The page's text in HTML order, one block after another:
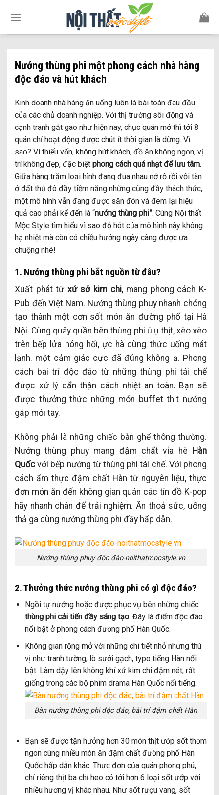
Nướng thùng phi một phong cách nhà hàng
độc đáo và hút khách
Kinh doanh nhà hàng ăn uống luôn là bài toán đau đầu
của các chủ doanh nghiệp. Với thị trường sôi động và
cạnh tranh gắt gao như hiện nay, chục quán mở thì tới 8
quán chỉ hoạt động được chút ít thời gian là dừng. Vì
sao? Vì thiếu vốn, không hút khách, đồ ăn không ngon, vị
trí không đẹp, đặc biệt phong cách quá nhạt để lưu tâm.
Giữa hàng trăm loại hình đang đua nhau nở rộ rồi vội tàn
ở đất thủ đô đầy tiềm năng những cũng đầy thách thức,
một mô hình vẫn đang được săn đón và đem lại hiệu
quả cao phải kể đến là “nướng thùng phi”. Cùng Nội thất
Mộc Style tìm hiểu vì sao độ hót của mô hình này không
hạ nhiệt mà còn có chiều hướng ngày càng được ưa
chuộng nhé!
1. Nướng thùng phi bắt nguồn từ đâu?
Xuất phát từ xứ sở kim chi, mang phong cách K-
Pub đến Việt Nam. Nướng thùng phuy nhanh chóng
tạo thành một cơn sốt món ăn đường phố tại Hà
Nội. Cùng quây quần bên thùng phi ú ụ thịt, xèo xèo
trên bếp lửa nóng hổi, ực hà cùng thức uống mát
lạnh. một cảm giác cực đã đúng không ạ. Phong
cách bài trí độc đáo từ những thùng phi tái chế
được xử lý cẩn thận cách nhiệt an toàn. Bạn sẽ
được thưởng thức những món buffet thịt nướng
gắp mỏi tay.
Không phải là những chiếc bàn ghế thông thường.
Nướng thùng phuy mang đậm chất vỉa hè
Hàn
Quốc với bếp nướng từ thùng phi tái chế. Với phong
cách ẩm thực đậm chất Hàn từ nguyên liệu, thực
đơn món ăn đến không gian quán các tín đồ K-pop
hãy nhanh chân để trải nghiệm. Ăn thoả sức, uống
thả ga cùng nướng thùng phi đầy hấp dẫn.
Nướng thùng phuy độc đáo-noithatmocstyle.vn
2. Thưởng thức nướng thùng phi có gì độc đáo?
Ngồi tự nướng hoặc được phục vụ bên những chiếc
thùng phi cải tiến đầy sáng tạo. Đây là điểm độc đáo
nổi bật ở phong cách đường phố Hàn Quốc.
Không gian rộng mở với những chi tiết nhỏ nhưng thú
vị như tranh tường, lò sưởi gạch, typo tiếng Hàn nổi
bật. Làm dậy lên không khí xứ kim chi đậm nét, rất
giống trong các bộ phim drama Hàn Quốc nổi tiếng.
Bàn nướng thùng phi độc đáo, bài trí đậm chất Hàn
Bạn sẽ được tận hưởng hơn 30 món thịt ướp sốt thơm
ngon cùng nhiều món ăn đậm chất đường phố Hàn
Quốc hấp dẫn khác. Thực đơn của quán phong phú,
chỉ riêng thịt ba chỉ heo có tới hơn 6 loại sốt ướp với
nhiều hương vị khác nhau. Như sốt rượu vang, sốt